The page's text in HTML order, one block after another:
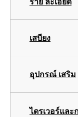
เสบียง
อุปกรณ์ เสริม
ไดรเวอร์แล